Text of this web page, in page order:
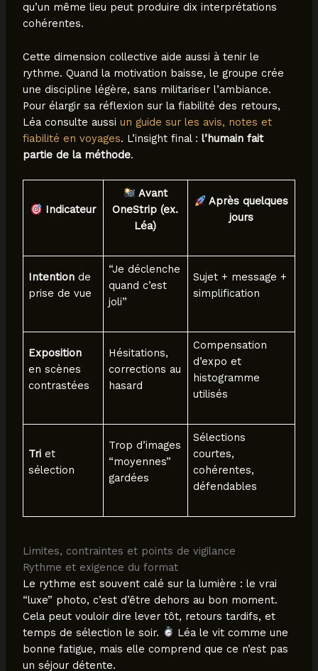
qu’un même lieu peut produire dix interprétations
cohérentes.
Cette dimension collective aide aussi à tenir le
rythme. Quand la motivation baisse, le groupe crée
une discipline légère, sans militariser l’ambiance.
Pour élargir sa réflexion sur la fiabilité des retours,
Léa consulte aussi un guide sur les avis, notes et
fiabilité en voyages. L’insight final : l’humain fait
partie de la méthode.
Indicateur
Avant
OneStrip (ex.
Léa)
Après quelques
jours
Intention de
prise de vue
“Je déclenche
quand c’est
joli”
Sujet + message +
simplification
Exposition
en scènes
contrastées
Hésitations,
corrections au
hasard
Compensation
d’expo et
histogramme
utilisés
Tri et
sélection
Trop d’images
“moyennes”
gardées
Sélections
courtes,
cohérentes,
défendables
Limites, contraintes et points de vigilance
Rythme et exigence du format
Le rythme est souvent calé sur la lumière : le vrai
“luxe” photo, c’est d’être dehors au bon moment.
Cela peut vouloir dire lever tôt, retours tardifs, et
temps de sélection le soir.
Léa le vit comme une
bonne fatigue, mais elle comprend que ce n’est pas
un séjour détente.